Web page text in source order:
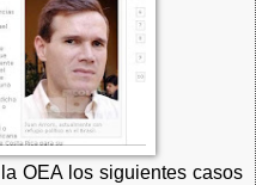
OEA los siguientes casos